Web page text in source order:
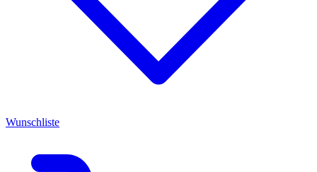
Wunschliste